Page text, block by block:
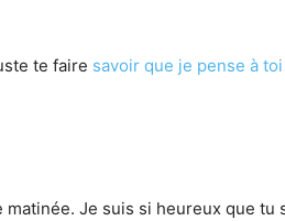
te faire savoir que je pense à toi
matinée. Je suis si heureux que tu